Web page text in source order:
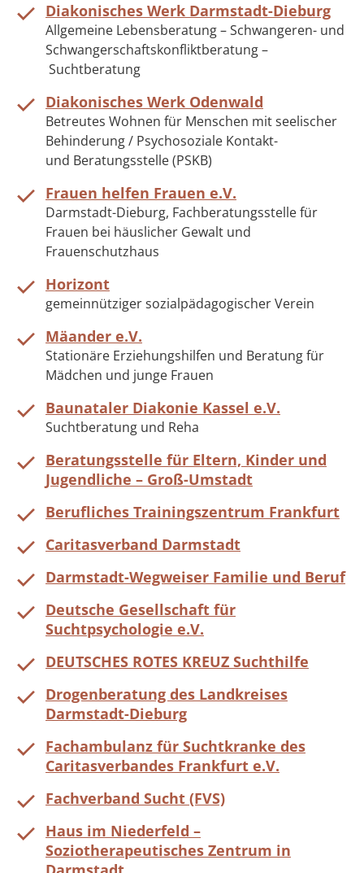
Diakonisches Werk Darmstadt-Dieburg
Allgemeine Lebensberatung – Schwangeren- und
Schwangerschaftskonfliktberatung –
Suchtberatung
Diakonisches Werk Odenwald
Betreutes Wohnen für Menschen mit seelischer
Behinderung / Psychosoziale Kontakt-
und Beratungsstelle (PSKB)
Frauen helfen Frauen e.V.
Darmstadt-Dieburg, Fachberatungsstelle für
Frauen bei häuslicher Gewalt und
Frauenschutzhaus
Horizont
gemeinnütziger sozialpädagogischer Verein
Mäander e.V.
Stationäre Erziehungshilfen und Beratung für
Mädchen und junge Frauen
Baunataler Diakonie Kassel e.V.
Suchtberatung und Reha
Beratungsstelle für Eltern, Kinder und
Jugendliche – Groß-Umstadt
Berufliches Trainingszentrum Frankfurt
Caritasverband Darmstadt
Darmstadt-Wegweiser Familie und Beruf
Deutsche Gesellschaft für
Suchtpsychologie e.V.
DEUTSCHES ROTES KREUZ Suchthilfe
Drogenberatung des Landkreises
Darmstadt-Dieburg
Fachambulanz für Suchtkranke des
Caritasverbandes Frankfurt e.V.
Fachverband Sucht (FVS)
Haus im Niederfeld –
Soziotherapeutisches Zentrum in